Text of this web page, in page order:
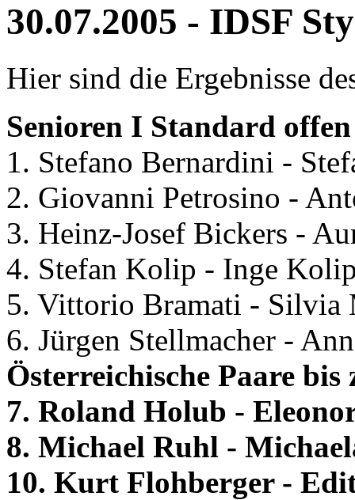
30.07.2005 - IDSF
Hier sind die Ergebnisse
Senioren I Standard
1. Stefano Bernardini -
2. Giovanni Petrosino -
3. Heinz-Josef Bickers -
4. Stefan Kolip - Inge
5. Vittorio Bramati -
6. Jürgen Stellmacher -
Österreichische Paare
7. Roland Holub -
8. Michael Ruhl -
10. Kurt Flohberger -